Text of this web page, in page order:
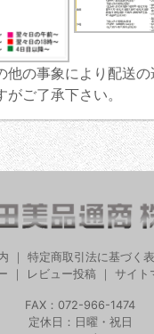
他の事象により配送
ご了承下さい。
特定商取引法に基づく
レビュー投稿｜ サイト
FAX：072-966-1474
定休日：日曜・祝日